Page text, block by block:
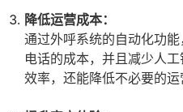
降低运营成本：
通过外呼系统的自动化功
电话的成本，并且减少人
效率，还能降低不必要的运